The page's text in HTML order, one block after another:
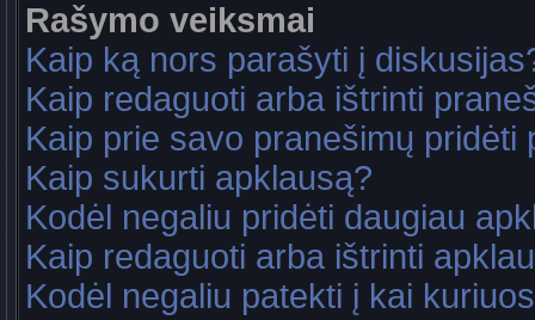
Rašymo veiksmai
Kaip ką nors parašyti į
Kaip redaguoti arba ištrinti
Kaip prie savo pranešimų pridėti
Kaip sukurti apklausą?
Kodėl negaliu pridėti daugiau
Kaip redaguoti arba ištrinti
Kodėl negaliu patekti į kai